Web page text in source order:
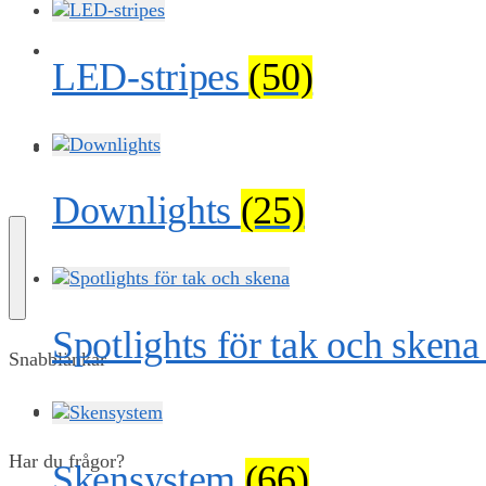
KONTAKT
Snabblänkar
Mitt konto
Har du frågor?
LED-stripes (50)
Downlights (25)
Spotlights för tak och skena